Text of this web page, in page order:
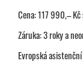
Cena: 117 990,– Kč
Záruka: 3 roky a
Evropská